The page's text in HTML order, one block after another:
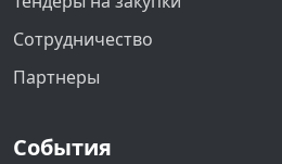
Сотрудничество
Партнеры
События